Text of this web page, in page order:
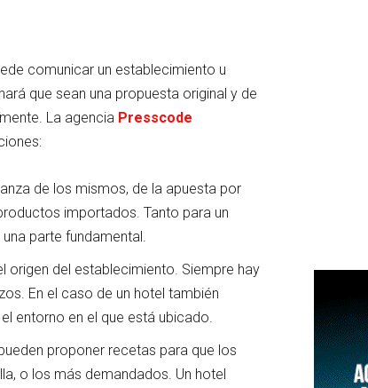
comunicar un establecimiento u
que sean una propuesta original y de
La agencia Presscode
de los mismos, de la apuesta por
importados. Tanto para un
parte fundamental.
origen del establecimiento. Siempre hay
En el caso de un hotel también
entorno en el que está ubicado.
proponer recetas para que los
o los más demandados. Un hotel